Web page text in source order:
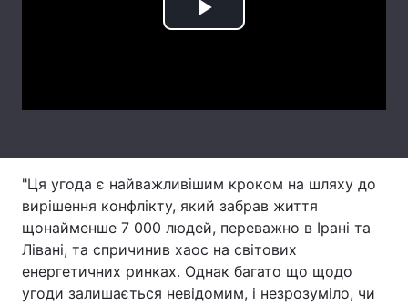
Play
"Ця угода є найважливішим кроком на шляху до
вирішення конфлікту, який забрав життя
щонайменше 7 000 людей, переважно в Ірані та
Лівані, та спричинив хаос на світових
енергетичних ринках. Однак багато що щодо
угоди залишається невідомим, і незрозуміло, чи